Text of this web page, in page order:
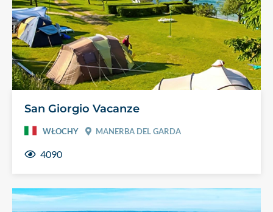
San Giorgio Vacanze
WŁOCHY MANERBA DEL GARDA
4090